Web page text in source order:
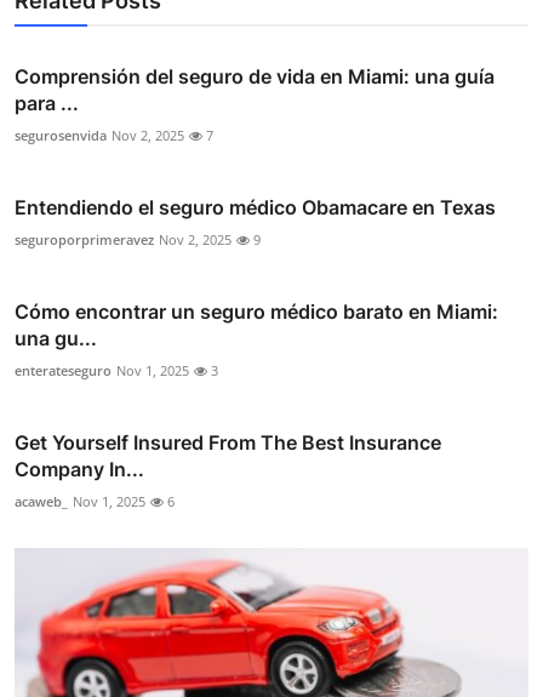
Comprensión del seguro de vida en Miami: una guía
para ...
segurosenvida Nov 2, 2025 7
Entendiendo el seguro médico Obamacare en Texas
seguroporprimeravez Nov 2, 2025 9
Cómo encontrar un seguro médico barato en Miami:
una gu...
enterateseguro Nov 1, 2025 3
Get Yourself Insured From The Best Insurance
Company In...
acaweb_ Nov 1, 2025 6